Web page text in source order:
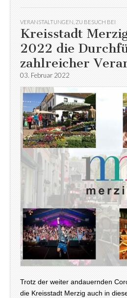
VERANSTALTUNGEN ZU BESUCH BEI
Kreisstadt
2022 die
zahlreicher
03. Februar 2022
Trotz der weiter andauernden
die Kreisstadt Merzig auch in